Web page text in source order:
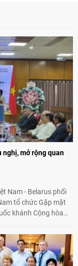
mở rộng quan
Nam - Belarus phối
tổ chức Gặp mặt
khánh Cộng hòa
mở rộng hợp tác thiết
lược Việt Nam -